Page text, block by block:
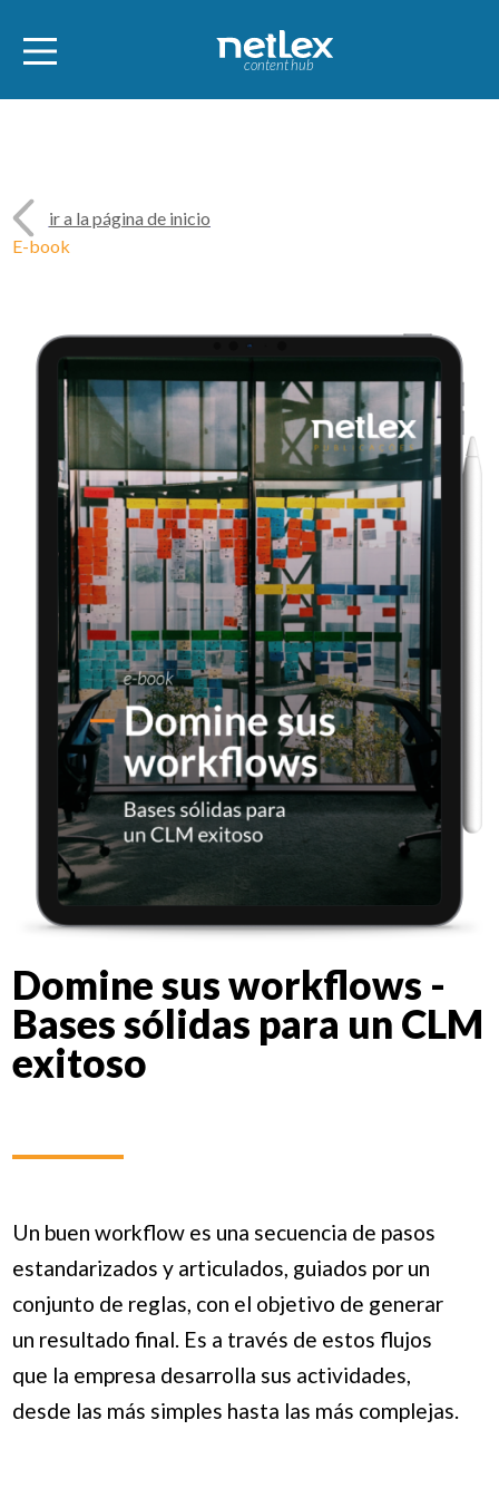
content hub
E-book
ir a la página de inicio
Domine sus workflows -
Bases sólidas para un CLM
exitoso
Un buen workflow es una secuencia de pasos
estandarizados y articulados, guiados por un
conjunto de reglas, con el objetivo de generar
un resultado final. Es a través de estos flujos
que la empresa desarrolla sus actividades,
desde las más simples hasta las más complejas.